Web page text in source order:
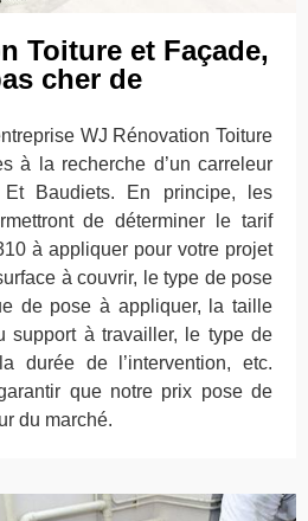
Toiture et Façade,
cher de
WJ Rénovation Toiture
à la recherche d’un carreleur
Baudiets. En principe, les
de déterminer le tarif
à appliquer pour votre projet
à couvrir, le type de pose
de pose à appliquer, la taille
support à travailler, le type de
durée de l’intervention, etc.
que notre prix pose de
du marché.